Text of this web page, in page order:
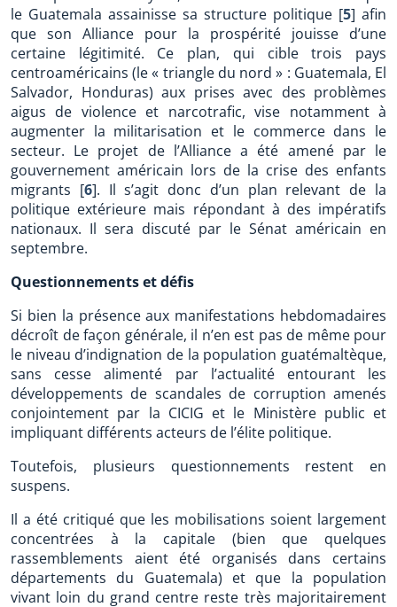
le Guatemala assainisse sa structure politique [5] afin
que son Alliance pour la prospérité jouisse d’une
certaine légitimité. Ce plan, qui cible trois pays
centroaméricains (le « triangle du nord » : Guatemala, El
Salvador, Honduras) aux prises avec des problèmes
aigus de violence et narcotrafic, vise notamment à
augmenter la militarisation et le commerce dans le
secteur. Le projet de l’Alliance a été amené par le
gouvernement américain lors de la crise des enfants
migrants [6]. Il s’agit donc d’un plan relevant de la
politique extérieure mais répondant à des impératifs
nationaux. Il sera discuté par le Sénat américain en
septembre.
Questionnements et défis
Si bien la présence aux manifestations hebdomadaires
décroît de façon générale, il n’en est pas de même pour
le niveau d’indignation de la population guatémaltèque,
sans cesse alimenté par l’actualité entourant les
développements de scandales de corruption amenés
conjointement par la CICIG et le Ministère public et
impliquant différents acteurs de l’élite politique.
Toutefois, plusieurs questionnements restent en
suspens.
Il a été critiqué que les mobilisations soient largement
concentrées à la capitale (bien que quelques
rassemblements aient été organisés dans certains
départements du Guatemala) et que la population
vivant loin du grand centre reste très majoritairement